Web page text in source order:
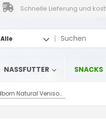
Schnelle Lieferung und
Alle
NASSFUTTER SNACKS
Wildborn Natural Venison Bites Hundesnack 3 x 200 g